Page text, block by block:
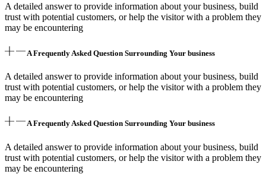
A detailed answer to provide information about your business, build
trust with potential customers, or help the visitor with a problem they
may be encountering
A Frequently Asked Question Surrounding Your business
A detailed answer to provide information about your business, build
trust with potential customers, or help the visitor with a problem they
may be encountering
A Frequently Asked Question Surrounding Your business
A detailed answer to provide information about your business, build
trust with potential customers, or help the visitor with a problem they
may be encountering